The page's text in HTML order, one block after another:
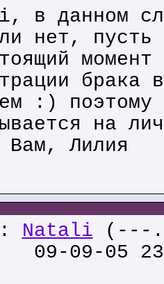
в данном
нет,
брака
:) поэтому
на
Вам, Лилия
Natali (---
09-09-05